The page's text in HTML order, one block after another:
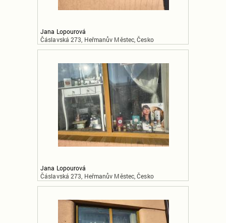
Jana Lopourová
Čáslavská 273, Heřmanův Městec, Česko
Jana Lopourová
Čáslavská 273, Heřmanův Městec, Česko